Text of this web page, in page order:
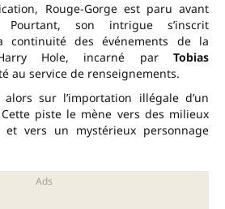
Rouge-Gorge est paru avant
Pourtant, son intrigue s’inscrit
continuité des événements de la
Hole, incarné par Tobias
au service de renseignements.
sur l’importation illégale d’un
piste le mène vers des milieux
et vers un mystérieux personnage